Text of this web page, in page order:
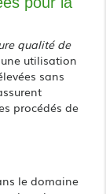
qualité de
utilisation
sans
procédés de
le domaine